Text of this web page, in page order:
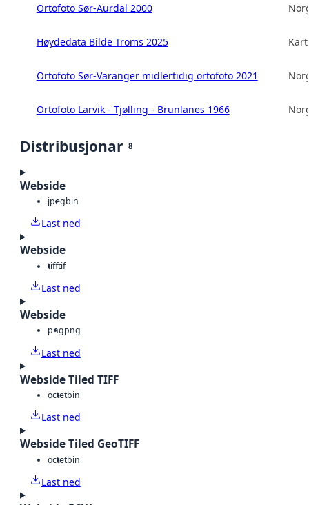
Ortofoto Sør-Aurdal 2000
Høydedata Bilde Troms 2025
Ortofoto Sør-Varanger midlertidig ortofoto 2021
Ortofoto Larvik - Tjølling - Brunlanes 1966
Distribusjonar 8
Webside
jpegbin
Last ned
Webside
tifftif
Last ned
Webside
pngpng
Last ned
Webside Tiled TIFF
octetbin
Last ned
Webside Tiled GeoTIFF
octetbin
Last ned